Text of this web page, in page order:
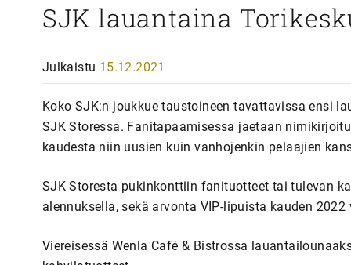
SJK lauantaina
Julkaistu 15.12.2021
Koko SJK:n joukkue taustoineen tavattavissa ensi
SJK Storessa. Fanitapaamisessa jaetaan
kaudesta niin uusien kuin vanhojenkin pelaajien
SJK Storesta pukinkonttiin fanituotteet tai tulevan
alennuksella, sekä arvonta VIP-lipuista kauden
Viereisessä Wenla Café & Bistrossa